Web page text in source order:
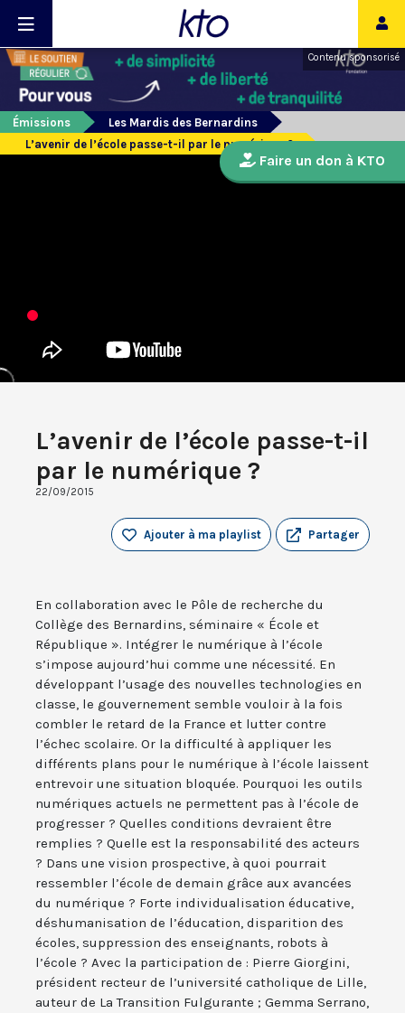
Contenu sponsorisé
Émissions
Les Mardis des Bernardins
L’avenir de l’école passe-t-il par le numérique ?
L’avenir de l’école passe-t-il
par le numérique ?
22/09/2015
Partager
Ajouter à ma playlist
En collaboration avec le Pôle de recherche du
Collège des Bernardins, séminaire « École et
République ». Intégrer le numérique à l’école
s’impose aujourd’hui comme une nécessité. En
développant l’usage des nouvelles technologies en
classe, le gouvernement semble vouloir à la fois
combler le retard de la France et lutter contre
l’échec scolaire. Or la difficulté à appliquer les
différents plans pour le numérique à l’école laissent
entrevoir une situation bloquée. Pourquoi les outils
numériques actuels ne permettent pas à l’école de
progresser ? Quelles conditions devraient être
remplies ? Quelle est la responsabilité des acteurs
? Dans une vision prospective, à quoi pourrait
ressembler l’école de demain grâce aux avancées
du numérique ? Forte individualisation éducative,
déshumanisation de l’éducation, disparition des
écoles, suppression des enseignants, robots à
l’école ? Avec la participation de : Pierre Giorgini,
président recteur de l’université catholique de Lille,
auteur de La Transition Fulgurante ; Gemma Serrano,
Faire un don à KTO